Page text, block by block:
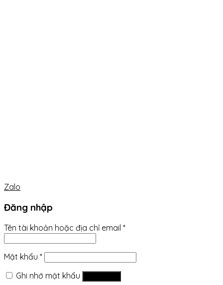
Zalo
Đăng nhập
Tên tài khoản hoặc địa chỉ email *
Mật khẩu *
Ghi nhớ mật khẩu